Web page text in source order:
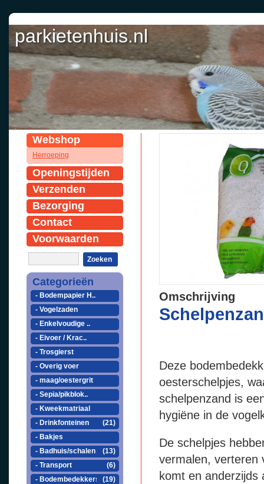
parkietenhuis.nl
Webshop
Herroeping
Openingstijden
Verzenden
Bezorging
Contact
Voorwaarden
Zoeken
Categorieën
- Bodempapier H..
- Vogelzaden
- Enkelvoudige ..
- Eivoer / Krac..
- Trosgierst
- Overig voer
- maag/oestergrit
- Sepia/pikblok..
- Kweekmatriaal
- Drinkfonteinen
(21)
- Bakjes
- Badhuis/schalen
(13)
- Transport
(6)
- Bodembedekkers
(19)
Omschrijving
Deze
oesterschelpjes,
schelpenzand is
hygiëne in de
De schelpjes
vermalen, verteren
komt en anderzijds